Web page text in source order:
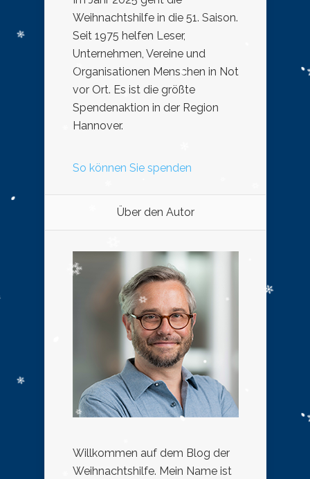
Weihnachtshilfe in die 51. Saison.
Seit 1975 helfen Leser,
Unternehmen, Vereine und
Organisationen Menschen in Not
vor Ort. Es ist die größte
Spendenaktion in der Region
Hannover.
So können Sie spenden
Über den Autor
Willkommen auf dem Blog der
Weihnachtshilfe. Mein Name ist